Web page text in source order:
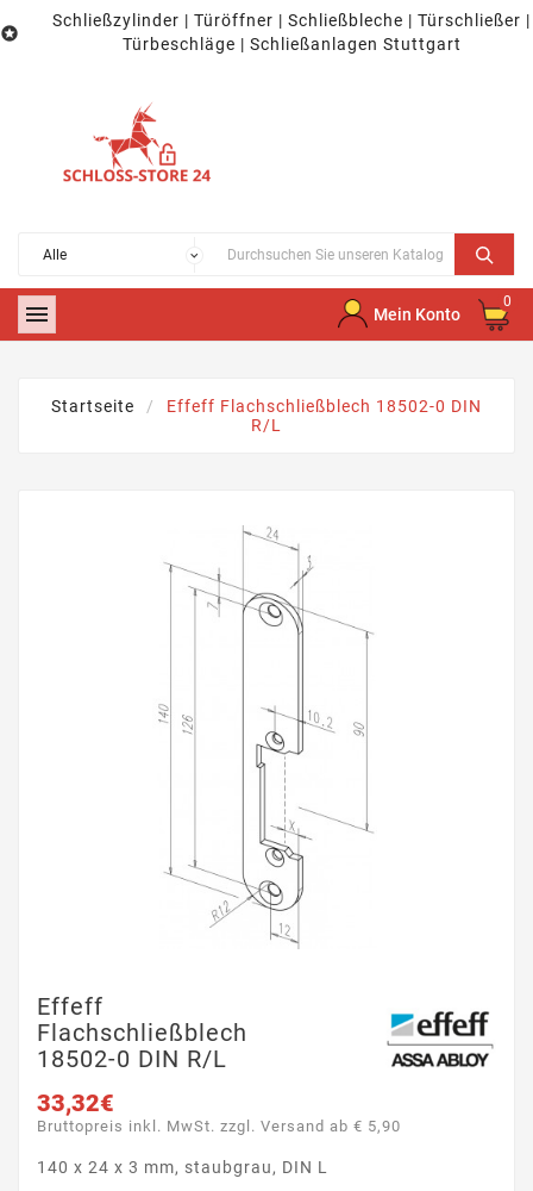

Schließzylinder | Türöffner | Schließbleche | Türschließer |
Türbeschläge | Schließanlagen Stuttgart
 Mein Konto
0
Startseite
Effeff Flachschließblech 18502-0 DIN
R/L
Effeff
Flachschließblech
18502-0 DIN R/L
33,32€
Bruttopreis inkl. MwSt. zzgl. Versand ab € 5,90
140 x 24 x 3 mm, staubgrau, DIN L